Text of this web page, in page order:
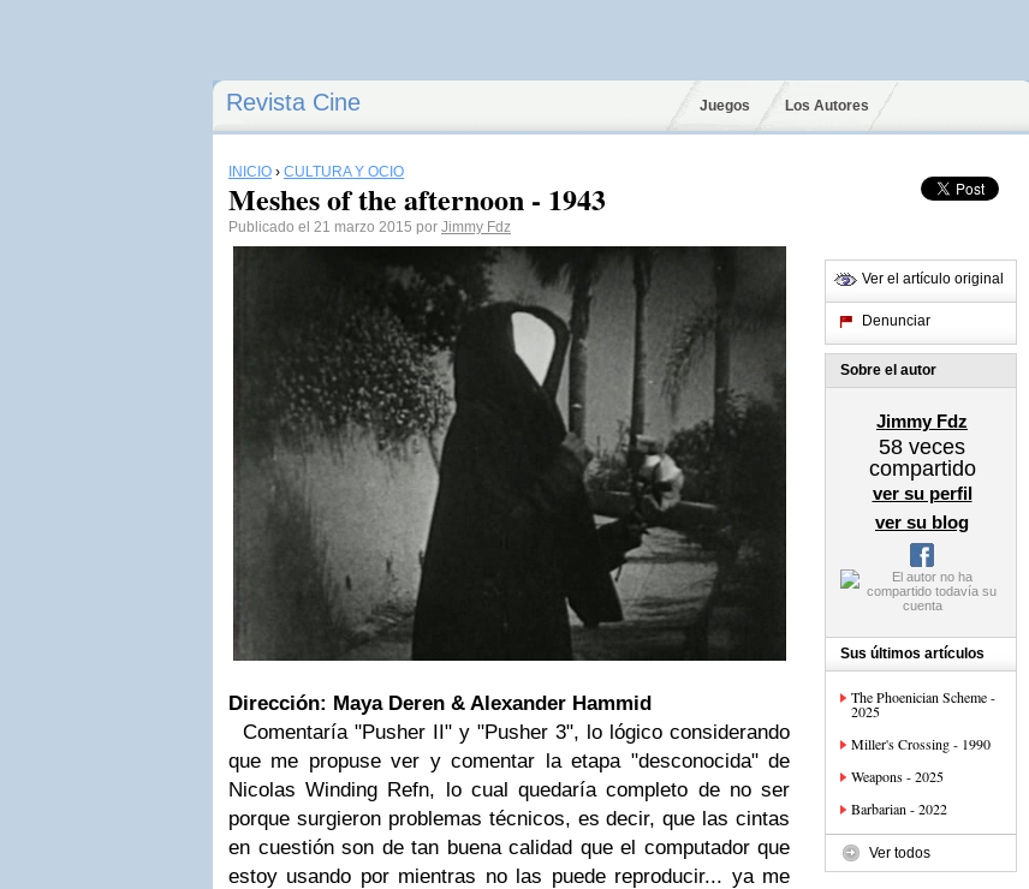
Revista Cine Juegos Los Autores
INICIO › CULTURA Y OCIO
Meshes of the afternoon - 1943
Publicado el 21 marzo 2015 por Jimmy Fdz
Dirección: Maya Deren & Alexander Hammid
Comentaría "Pusher II" y "Pusher 3", lo lógico considerando
que me propuse ver y comentar la etapa "desconocida" de
Nicolas Winding Refn, lo cual quedaría completo de no ser
porque surgieron problemas técnicos, es decir, que las cintas
en cuestión son de tan buena calidad que el computador que
estoy usando por mientras no las puede reproducir... ya me
Ver el artículo original
Denunciar
Sobre el autor
Jimmy Fdz
58 veces
compartido
ver su perfil
ver su blog
Sus últimos artículos
The Phoenician Scheme -
2025
Miller's Crossing - 1990
Weapons - 2025
Barbarian - 2022
Ver todos